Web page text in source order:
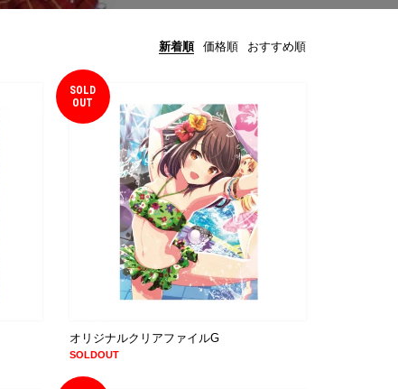
新着順 価格順 おすすめ順
SOLD
OUT
オリジナルクリアファイルG
SOLDOUT